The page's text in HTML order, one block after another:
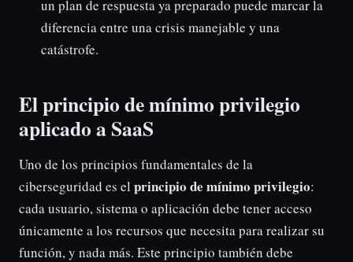
un plan de respuesta ya preparado puede marcar la
diferencia entre una crisis manejable y una
catástrofe.
El principio de mínimo privilegio
aplicado a SaaS
Uno de los principios fundamentales de la
ciberseguridad es el principio de mínimo privilegio:
cada usuario, sistema o aplicación debe tener acceso
únicamente a los recursos que necesita para realizar su
función, y nada más. Este principio también debe